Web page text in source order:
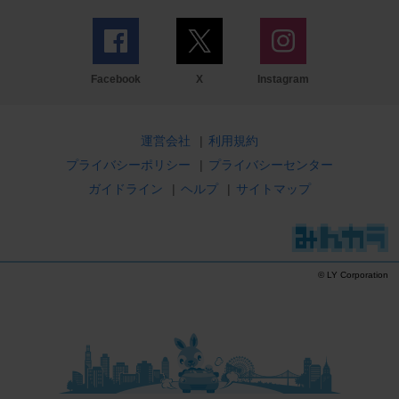
Facebook X Instagram
運営会社 | 利用規約
プライバシーポリシー
| プライバシーセンター
ガイドライン
| ヘルプ | サイトマップ
© LY Corporation